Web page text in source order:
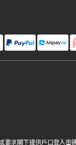
求閣下提供戶口登入密